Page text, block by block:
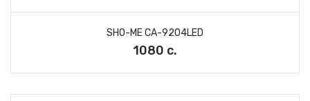
SHO-ME CA-9204LED
1080 с.